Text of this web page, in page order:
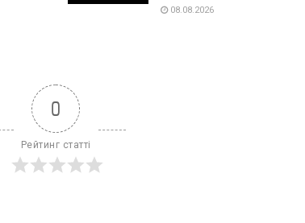
08.08.2026
0
Рейтинг статті